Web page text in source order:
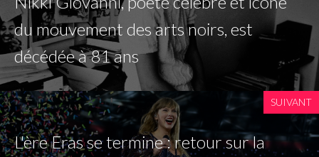
du mouvement des arts noirs, est
décédée à 81 ans
SUIVANT
L'ère Eras se termine : retour sur la